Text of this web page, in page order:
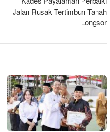
Jalan Rusak Tertimbun Tanah
Longsor